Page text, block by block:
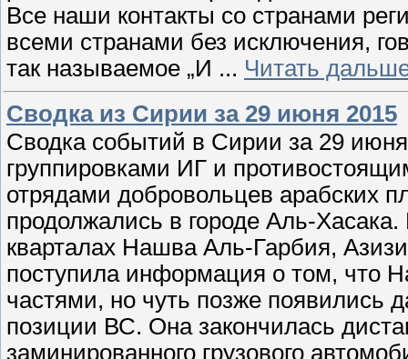
Все наши контакты со странами
всеми странами без исключения,
так называемое „И ... Читать
Сводка из Сирии за 29 июня 2015
Сводка событий в Сирии за 29
группировками ИГ и
отрядами добровольцев арабских
продолжались в городе Аль-
кварталах Нашва Аль-Гарбия,
поступила информация о том, что
частями, но чуть позже появились
позиции ВС. Она закончилась
заминированного грузового